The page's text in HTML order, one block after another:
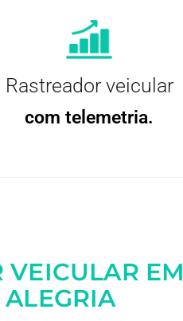
Rastreador veicular
com telemetria.
Entre em contato
VEICULAR EM